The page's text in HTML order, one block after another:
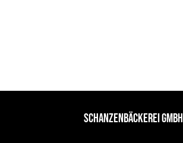
SCHANZENBÄCKEREI GMBH